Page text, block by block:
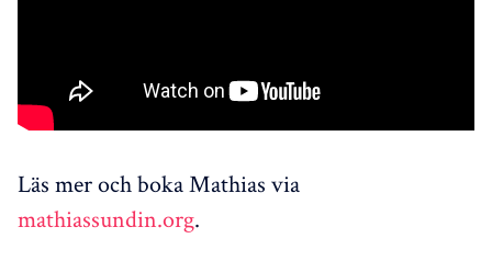
Läs mer och boka Mathias via
mathiassundin.org.